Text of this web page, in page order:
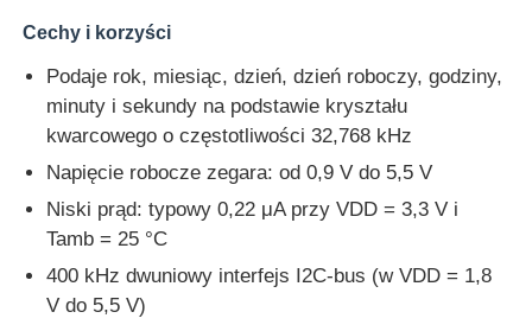
Do domu
Filmy
O nas
Cechy i korzyści
Podaje rok, miesiąc, dzień, dzień roboczy, godziny,
minuty i sekundy na podstawie kryształu
kwarcowego o częstotliwości 32,768 kHz
Napięcie robocze zegara: od 0,9 V do 5,5 V
Niski prąd: typowy 0,22 μA przy VDD = 3,3 V i
Tamb = 25 °C
400 kHz dwuniowy interfejs I2C-bus (w VDD = 1,8
V do 5,5 V)